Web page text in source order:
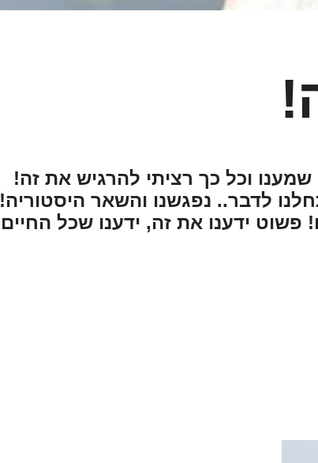
וכל כך רציתי להרגיש את זה!
לדבר.. נפגשנו והשאר היסטוריה!
ידענו את זה, ידענו שכל החיים